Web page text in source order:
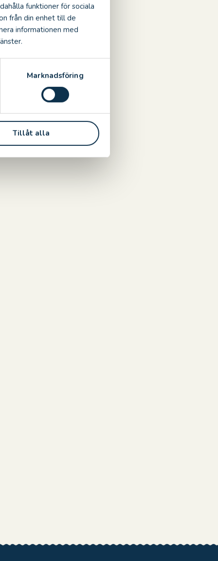
funktioner för sociala
från din enhet till de
informationen med
Marknadsföring
Tillåt alla